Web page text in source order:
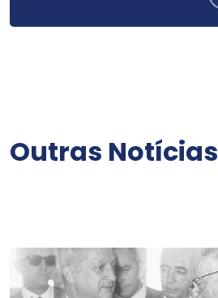
Outras Notícias